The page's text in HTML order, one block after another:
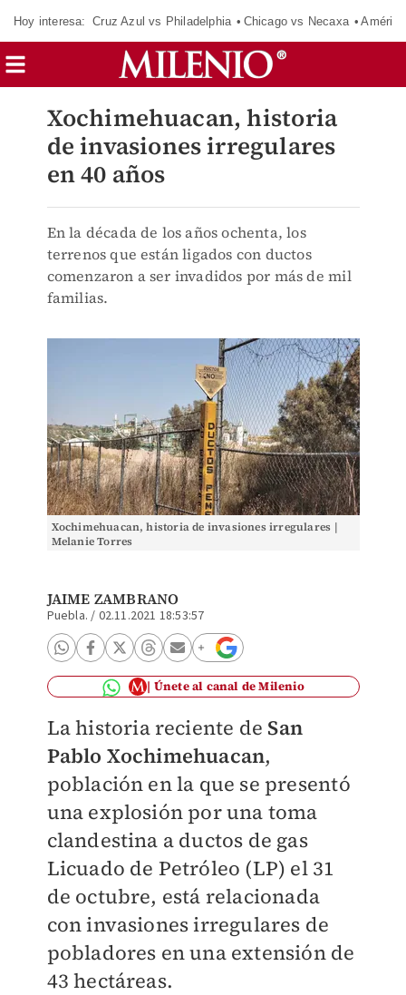
Hoy interesa: Cruz Azul vs Philadelphia Chicago vs Necaxa
Xochimehuacan, historia
de invasiones irregulares
en 40 años
En la década de los años ochenta, los
terrenos que están ligados con ductos
comenzaron a ser invadidos por más de mil
familias.
Xochimehuacan, historia de invasiones irregulares |
Melanie Torres
JAIME ZAMBRANO
Puebla. / 02.11.2021 18:53:57
Únete al canal de Milenio
La historia reciente de San
Pablo Xochimehuacan,
población en la que se presentó
una explosión por una toma
clandestina a ductos de gas
Licuado de Petróleo (LP) el 31
de octubre, está relacionada
con invasiones irregulares de
pobladores en una extensión de
43 hectáreas.